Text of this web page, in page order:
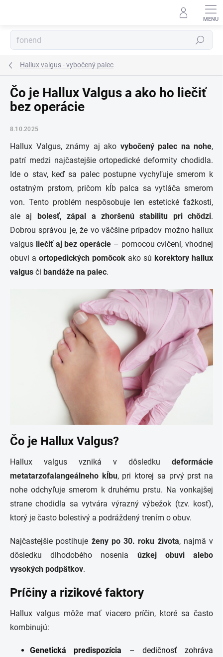
Hľadať
Hallux valgus - vybočený palec
Čo je Hallux Valgus a ako ho liečiť
bez operácie
8.10.2025
Hallux Valgus, známy aj ako vybočený palec na nohe,
patrí medzi najčastejšie ortopedické deformity chodidla.
Ide o stav, keď sa palec postupne vychyľuje smerom k
ostatným prstom, pričom kĺb palca sa vytláča smerom
von. Tento problém nespôsobuje len estetické ťažkosti,
ale aj bolesť, zápal a zhoršenú stabilitu pri chôdzi.
Dobrou správou je, že vo väčšine prípadov možno hallux
valgus liečiť aj bez operácie – pomocou cvičení, vhodnej
obuvi a ortopedických pomôcok ako sú korektory hallux
valgus či bandáže na palec.
Čo je Hallux Valgus?
Hallux valgus vzniká v dôsledku deformácie
metatarzofalangeálneho kĺbu, pri ktorej sa prvý prst na
nohe odchyľuje smerom k druhému prstu. Na vonkajšej
strane chodidla sa vytvára výrazný výbežok (tzv. kosť),
ktorý je často bolestivý a podráždený trením o obuv.
Najčastejšie postihuje ženy po 30. roku života, najmä v
dôsledku dlhodobého nosenia úzkej obuvi alebo
vysokých podpätkov.
Príčiny a rizikové faktory
Hallux valgus môže mať viacero príčin, ktoré sa často
kombinujú:
Genetická predispozícia – dedičnosť zohráva